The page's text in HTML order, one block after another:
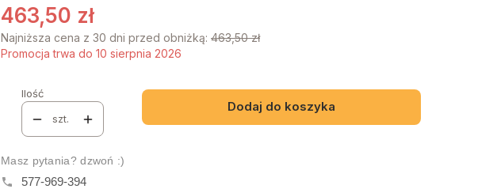
463,50 zł
Najniższa cena z 30 dni przed obniżką: 463,50 zł
Promocja trwa do 10 sierpnia 2026
Ilość
szt.
Dodaj do koszyka
Masz pytania? dzwoń :)
577-969-394